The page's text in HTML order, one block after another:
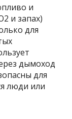
и
и запах)
для
дымоход
для
люди или